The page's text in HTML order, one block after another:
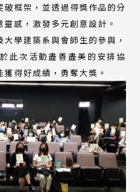
框架，並透過得獎作品的分
感，激發多元創意設計。
學建築系與會師生的參與，
此次活動盡善盡美的安排協
得好成績，勇奪大獎。